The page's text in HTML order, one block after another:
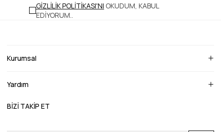
GİZLİLİK POLİTİKASI'NI OKUDUM, KABUL
EDİYORUM.
Kurumsal
Yardım
BİZİ TAKİP ET